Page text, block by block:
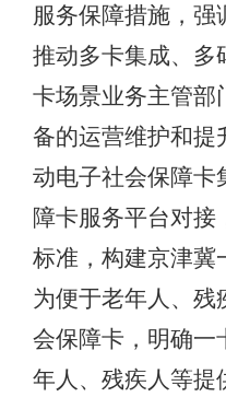
服务保障措施，强
推动多卡集成、多
卡场景业务主管部
备的运营维护和提
动电子社会保障卡
障卡服务平台对
标准，构建京津冀
为便于老年人、残
会保障卡，明确一
年人、残疾人等提